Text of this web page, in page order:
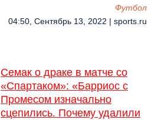
Футбол
04:50, Сентябрь 13, 2022 | sports.ru
Семак о драке в матче со
«Спартаком»: «Барриос с
Промесом изначально
сцепились. Почему удалили